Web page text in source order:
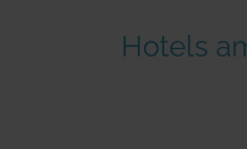
Hotels